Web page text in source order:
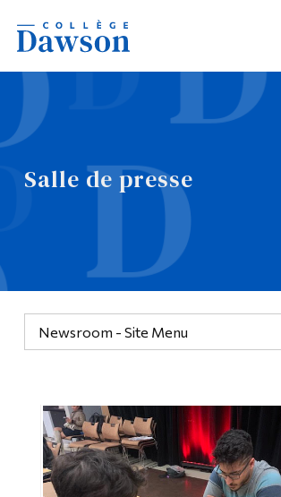
Salle de presse
Newsroom - Site Menu
Recherche sur
Recherche de
EN
Omnivox
Liens rapides
Outils
Liens